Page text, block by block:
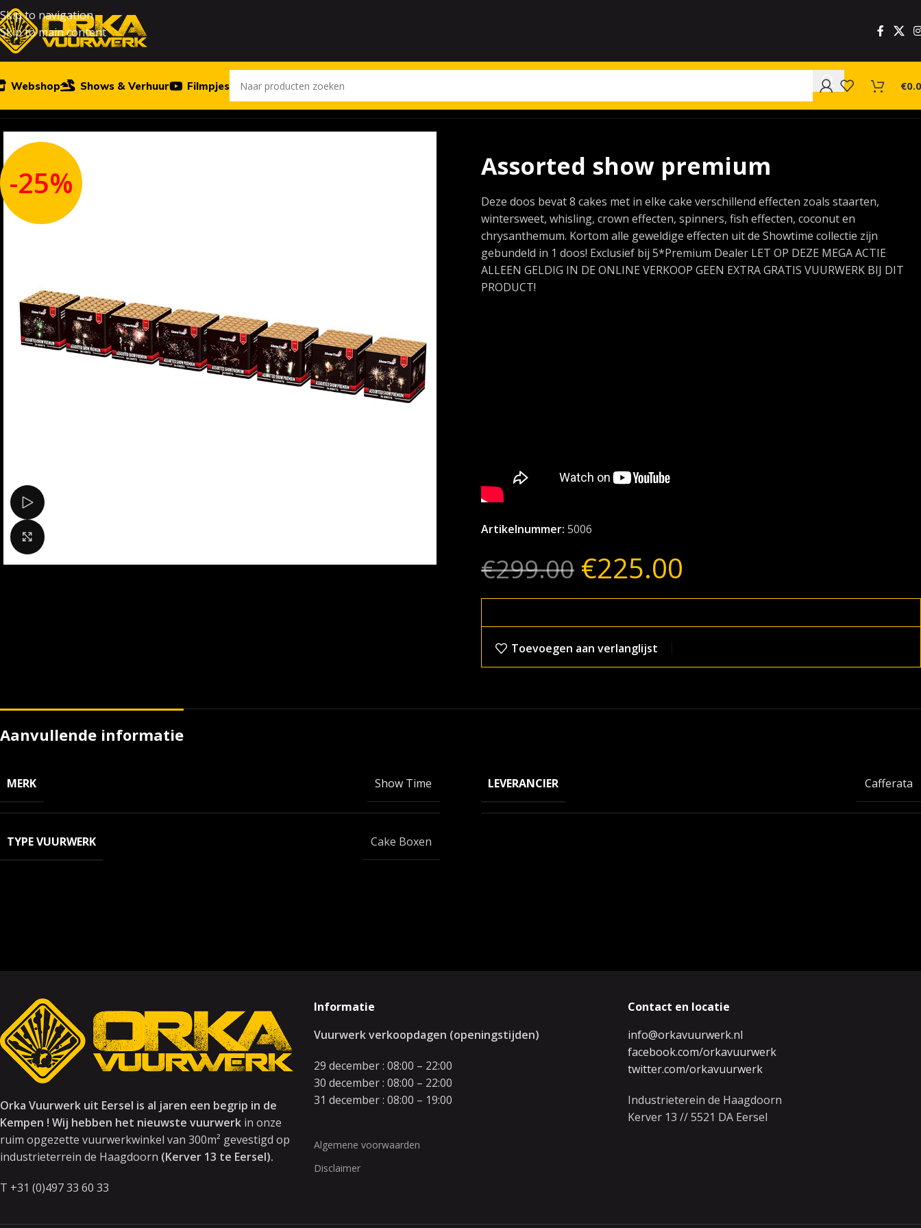
Skip to navigation
Skip to main content
Webshop Shows & Verhuur Filmpjes €
-25% Assorted show premium
Deze doos bevat 8 cakes met in elke cake verschillend effecten zoals staarten,
wintersweet, whisling, crown effecten, spinners, fish effecten, coconut en
chrysanthemum. Kortom alle geweldige effecten uit de Showtime collectie zijn
gebundeld in 1 doos! Exclusief bij 5*Premium Dealer LET OP DEZE MEGA ACTIE
ALLEEN GELDIG IN DE ONLINE VERKOOP GEEN EXTRA GRATIS VUURWERK BIJ DIT
PRODUCT!
Artikelnummer: 5006
€299.00 €225.00
Toevoegen aan verlanglijst
Aanvullende informatie
MERK Show Time LEVERANCIER Cafferata
TYPE VUURWERK Cake Boxen
Orka Vuurwerk uit Eersel is al jaren een begrip in de
Kempen ! Wij hebben het nieuwste vuurwerk in onze
ruim opgezette vuurwerkwinkel van 300m² gevestigd op
industrieterrein de Haagdoorn (Kerver 13 te Eersel).
T +31 (0)497 33 60 33
Informatie
Vuurwerk verkoopdagen (openingstijden)
29 december : 08:00 – 22:00
30 december : 08:00 – 22:00
31 december : 08:00 – 19:00
Algemene voorwaarden
Disclaimer
Contact en locatie
info@orkavuurwerk.nl
facebook.com/orkavuurwerk
twitter.com/orkavuurwerk
Industrieterein de Haagdoorn
Kerver 13 // 5521 DA Eersel